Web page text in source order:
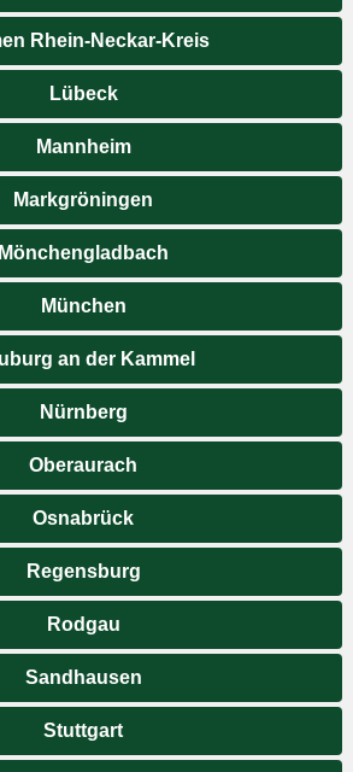
Rhein-Neckar-Kreis
Lübeck
Mannheim
Markgröningen
Mönchengladbach
München
an der Kammel
Nürnberg
Oberaurach
Osnabrück
Regensburg
Rodgau
Sandhausen
Stuttgart